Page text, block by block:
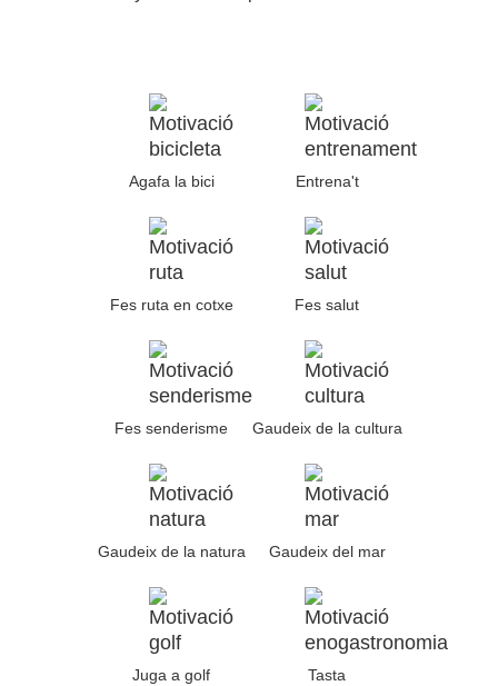
Agafa la bici Entrena't
Fes ruta en cotxe Fes salut
Fes senderisme Gaudeix de la cultura
Gaudeix de la natura Gaudeix del mar
Juga a golf Tasta